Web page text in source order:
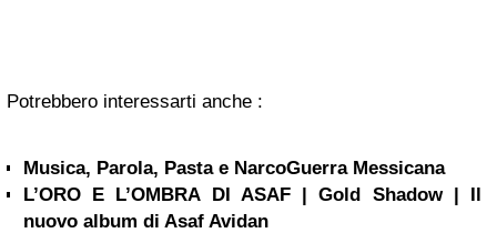
Potrebbero interessarti anche :
Musica, Parola, Pasta e NarcoGuerra Messicana
L’ORO E L’OMBRA DI ASAF | Gold Shadow | Il
nuovo album di Asaf Avidan